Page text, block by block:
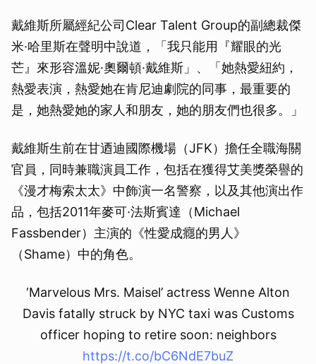
戴維斯所屬經紀公司Clear Talent Group的副總裁傑
米·哈里斯在聲明中說道，「我只能用『耀眼的光
芒』來形容溫妮·奧爾頓·戴維斯」、「她熱愛紐約，
熱愛表演，熱愛她在肯尼迪劇院的同事，最重要的
是，她熱愛她的家人和朋友，她的朋友們也很多。」
戴維斯生前在甘迺迪國際機場（JFK）擔任全職海關
官員，同時兼職演員工作，包括在獲得艾美獎榮譽的
《漫才梅索太太》中飾演一名警察，以及其他演出作
品，包括2011年麥可·法斯賓達（Michael
Fassbender）主演的《性愛成癮的男人》
（Shame）中的角色。
‘Marvelous Mrs. Maisel’ actress Wenne Alton
Davis fatally struck by NYC taxi was Customs
officer hoping to retire soon: neighbors
https://t.co/bC6NdE7buZ